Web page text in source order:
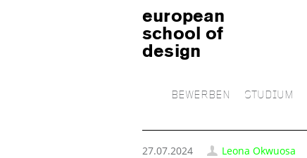
european
school of
design
BEWERBEN STUDIUM
27.07.2024 Leona Okwuosa